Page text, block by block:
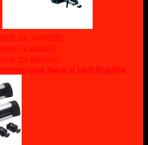
на заднюю
на крышу
на фаркоп
лыж и сноубордов